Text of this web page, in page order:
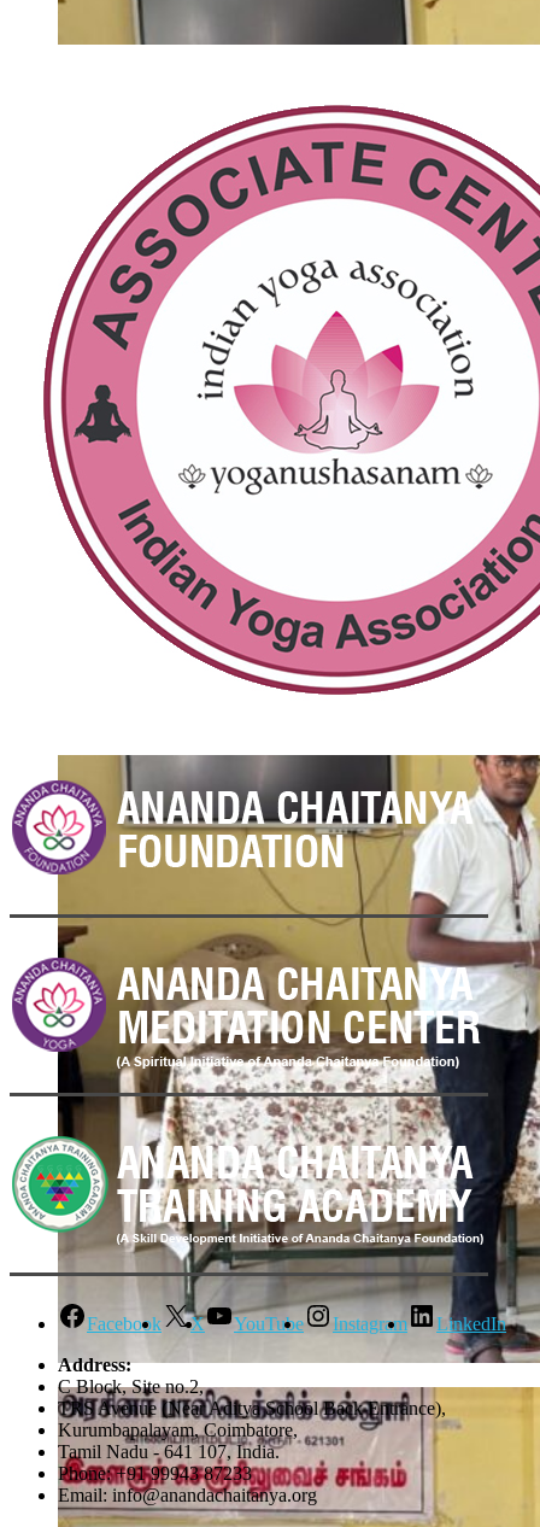
Facebook X YouTube Instagram
LinkedIn
Address:
C Block, Site no.2,
TRS Avenue (Near Aditya School Back Entrance),
Kurumbapalayam, Coimbatore,
Tamil Nadu - 641 107, India.
Phone: +91 99943 87233
Email: info@anandachaitanya.org